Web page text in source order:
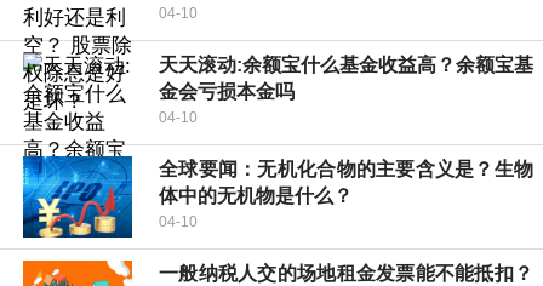
04-10
天天滚动:余额宝什么基金收益高？余额宝基
金会亏损本金吗
04-10
全球要闻：无机化合物的主要含义是？生物
体中的无机物是什么？
04-10
一般纳税人交的场地租金发票能不能抵扣？